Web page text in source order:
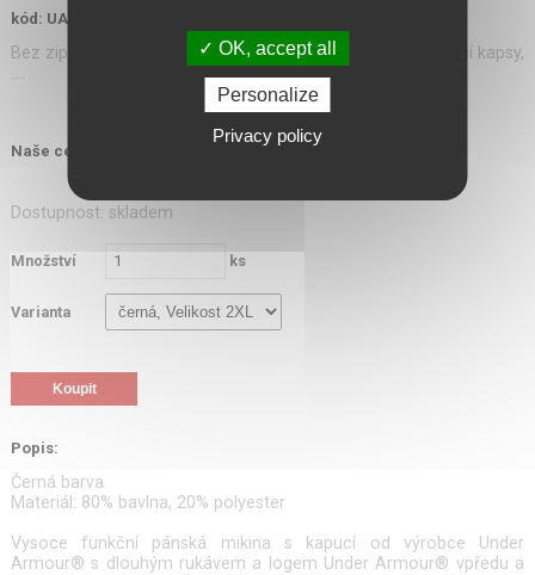
kód: UA1357092001
Bez zipu, bez komprese, kapuce s podšívkou, celopropínací kapsy,
....
Naše cena s DPH: 1 559,00 Kč
Dostupnost: skladem
Množství ks
Varianta
Popis:
Černá barva
Materiál: 80% bavlna, 20% polyester
Vysoce funkční pánská mikina s kapucí od výrobce Under
Armour® s dlouhým rukávem a logem Under Armour® vpředu a
OK, accept all
Personalize
Privacy policy